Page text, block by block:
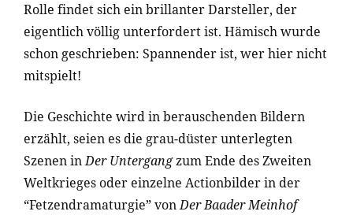
Rolle findet sich ein brillanter Darsteller, der
eigentlich völlig unterfordert ist. Hämisch wurde
schon geschrieben: Spannender ist, wer hier nicht
mitspielt!
Die Geschichte wird in berauschenden Bildern
erzählt, seien es die grau-düster unterlegten
Szenen inDer Untergangzum Ende des Zweiten
Weltkrieges oder einzelne Actionbilder in der
“Fetzendramaturgie” vonDer Baader Meinhof